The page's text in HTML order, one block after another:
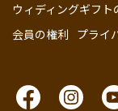
ウィディングギフ
会員の権利 プライ